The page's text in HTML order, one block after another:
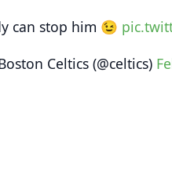
can stop him 😉
Celtics (@celtics)